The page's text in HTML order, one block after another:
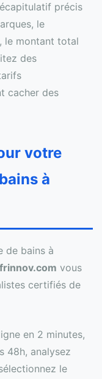
précis
le
le montant total
des
cacher des
votre
à
de bains à
vous
certifiés de
en 2 minutes,
48h, analysez
le